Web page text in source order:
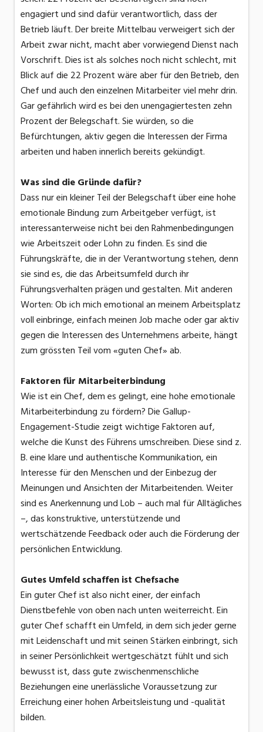
engagiert und sind dafür verantwortlich, dass der
Betrieb läuft. Der breite Mittelbau verweigert sich der
Arbeit zwar nicht, macht aber vorwiegend Dienst nach
Vorschrift. Dies ist als solches noch nicht schlecht, mit
Blick auf die 22 Prozent wäre aber für den Betrieb, den
Chef und auch den einzelnen Mitarbeiter viel mehr drin.
Gar gefährlich wird es bei den unengagiertesten zehn
Prozent der Belegschaft. Sie würden, so die
Befürchtungen, aktiv gegen die Interessen der Firma
arbeiten und haben innerlich bereits gekündigt.
Was sind die Gründe dafür?
Dass nur ein kleiner Teil der Belegschaft über eine hohe
emotionale Bindung zum Arbeitgeber verfügt, ist
interessanterweise nicht bei den Rahmenbedingungen
wie Arbeitszeit oder Lohn zu finden. Es sind die
Führungskräfte, die in der Verantwortung stehen, denn
sie sind es, die das Arbeitsumfeld durch ihr
Führungsverhalten prägen und gestalten. Mit anderen
Worten: Ob ich mich emotional an meinem Arbeitsplatz
voll einbringe, einfach meinen Job mache oder gar aktiv
gegen die Interessen des Unternehmens arbeite, hängt
zum grössten Teil vom «guten Chef» ab.
Faktoren für Mitarbeiterbindung
Wie ist ein Chef, dem es gelingt, eine hohe emotionale
Mitarbeiterbindung zu fördern? Die Gallup-
Engagement-Studie zeigt wichtige Faktoren auf,
welche die Kunst des Führens umschreiben. Diese sind z.
B. eine klare und authentische Kommunikation, ein
Interesse für den Menschen und der Einbezug der
Meinungen und Ansichten der Mitarbeitenden. Weiter
sind es Anerkennung und Lob – auch mal für Alltägliches
–, das konstruktive, unterstützende und
wertschätzende Feedback oder auch die Förderung der
persönlichen Entwicklung.
Gutes Umfeld schaffen ist Chefsache
Ein guter Chef ist also nicht einer, der einfach
Dienstbefehle von oben nach unten weiterreicht. Ein
guter Chef schafft ein Umfeld, in dem sich jeder gerne
mit Leidenschaft und mit seinen Stärken einbringt, sich
in seiner Persönlichkeit wertgeschätzt fühlt und sich
bewusst ist, dass gute zwischenmenschliche
Beziehungen eine unerlässliche Voraussetzung zur
Erreichung einer hohen Arbeitsleistung und -qualität
bilden.